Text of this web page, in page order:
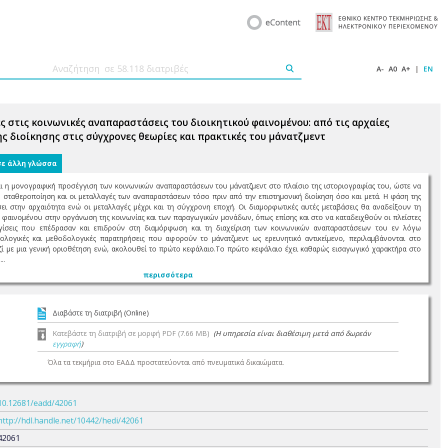
A- A0 A+ | EN
στις κοινωνικές αναπαραστάσεις του διοικητικού φαινομένου: από τις αρχαίες
διοίκησης στις σύγχρονες θεωρίες και πρακτικές του μάνατζμεντ
άλλη γλώσσα
η μονογραφική προσέγγιση των κοινωνικών αναπαραστάσεων του μάνατζμεντ στο πλαίσιο της ιστοριογραφίας του, ώστε να
και οι μεταλλαγές των αναπαραστάσεων τόσο πριν από την επιστημονική διοίκηση όσο και μετά. Η φάση της
στην αρχαιότητα ενώ οι μεταλλαγές μέχρι και τη σύγχρονη εποχή. Οι διαμορφωτικές αυτές μεταβάσεις θα αναδείξουν τη
στην οργάνωση της κοινωνίας και των παραγωγικών μονάδων, όπως επίσης και στο να καταδειχθούν οι πλείστες
που επέδρασαν και επιδρούν στη διαμόρφωση και τη διαχείριση των κοινωνικών αναπαραστάσεων του εν λόγω
και μεθοδολογικές παρατηρήσεις που αφορούν το μάνατζμεντ ως ερευνητικό αντικείμενο, περιλαμβάνονται στο
με μια γενική οριοθέτηση ενώ, ακολουθεί το πρώτο κεφάλαιο.Το πρώτο κεφάλαιο έχει καθαρώς εισαγωγικό χαρακτήρα στο
περισσότερα
Διαβάστε τη διατριβή (Online)
Κατεβάστε τη διατριβή σε μορφή PDF (7.66 MB) (Η υπηρεσία είναι διαθέσιμη μετά από δωρεάν
εγγραφή)
Όλα τα τεκμήρια στο ΕΑΔΔ προστατεύονται από πνευματικά δικαιώματα.
eadd/42061
hdl.handle.net/10442/hedi/42061